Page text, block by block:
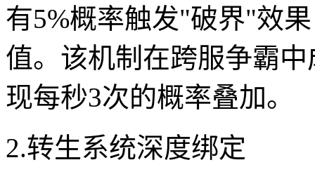
有5%概率触发"破界"效
值。该机制在跨服争霸
现每秒3次的概率叠加。
2.转生系统深度绑定